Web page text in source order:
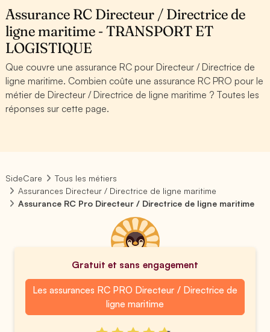
Assurance RC Directeur / Directrice de
ligne maritime - TRANSPORT ET
LOGISTIQUE
Que couvre une assurance RC pour Directeur / Directrice de
ligne maritime. Combien coûte une assurance RC PRO pour le
métier de Directeur / Directrice de ligne maritime ? Toutes les
réponses sur cette page.
SideCare
Tous les métiers
Assurances Directeur / Directrice de ligne maritime
Assurance RC Pro Directeur / Directrice de ligne maritime
Gratuit et sans engagement
Les assurances RC PRO Directeur / Directrice de
ligne maritime